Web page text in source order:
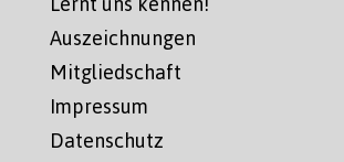
Auszeichnungen
Mitgliedschaft
Impressum
Datenschutz